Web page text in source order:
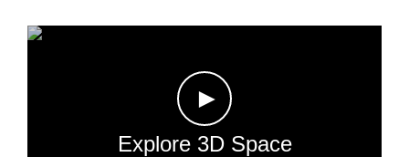
►
Explore 3D Space